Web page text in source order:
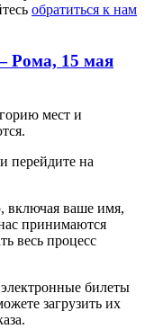
обратиться к нам
Рома, 15 мая
мест и
перейдите на
включая ваше имя,
принимаются
весь процесс
билеты
загрузить их